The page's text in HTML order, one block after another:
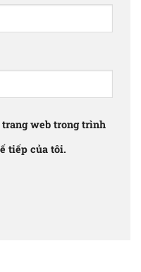
web trong trình
tiếp của tôi.